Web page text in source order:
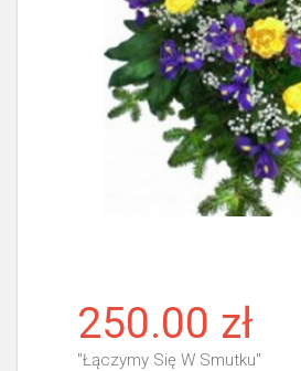
250.00 zł
"Łączymy Się W Smutku"